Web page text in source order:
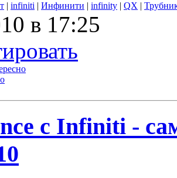
| infiniti | Инфинити | infinity | QX |
в 17:25
с Infiniti -